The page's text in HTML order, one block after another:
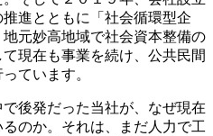
進とともに「社会循環型企
元妙高地域で社会資本整備の
現在も事業を続け、公共民間
ています。
後発だった当社が、なぜ現在
のか。それは、まだ人力で工